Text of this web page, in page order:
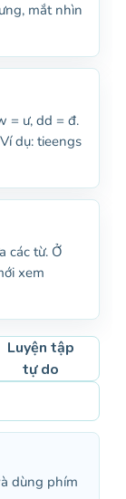
mắt nhìn
= ư, dd = đ.
dụ: tieengs
các từ. Ở
xem
Luyện tập
tự do
dùng phím